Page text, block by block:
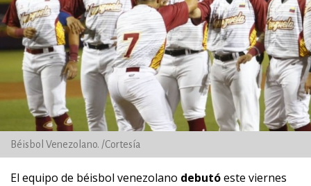
Béisbol Venezolano. /Cortesía
El equipo de béisbol venezolano debutóeste viernes